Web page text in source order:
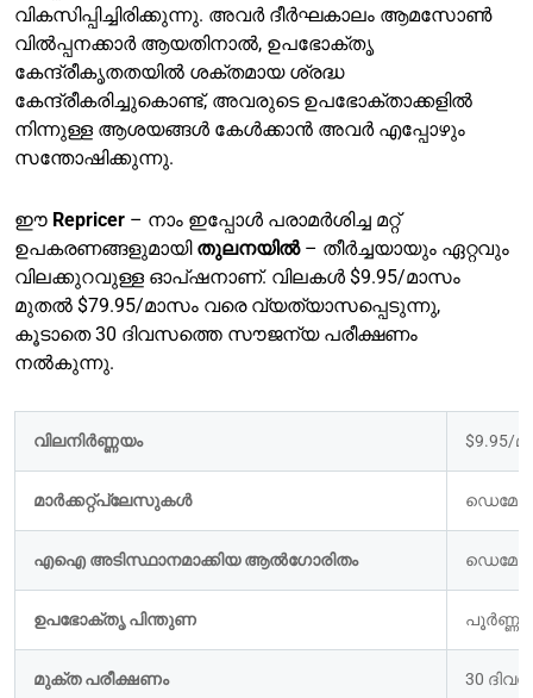
വികസിപ്പിച്ചിരിക്കുന്നു. അവർ ദീർഘകാലം ആമസോൺ
വിൽപ്പനക്കാർ ആയതിനാൽ, ഉപഭോക്തൃ
കേന്ദ്രീകൃതതയിൽ ശക്തമായ ശ്രദ്ധ
കേന്ദ്രീകരിച്ചുകൊണ്ട്, അവരുടെ ഉപഭോക്താക്കളിൽ
നിന്നുള്ള ആശയങ്ങൾ കേൾക്കാൻ അവർ എപ്പോഴും
സന്തോഷിക്കുന്നു.
ഈ Repricer – നാം ഇപ്പോൾ പരാമർശിച്ച മറ്റ്
ഉപകരണങ്ങളുമായി തുലനയിൽ– തീർച്ചയായും ഏറ്റവും
വിലക്കുറവുള്ള ഓപ്ഷനാണ്. വിലകൾ $9.95/മാസം
മുതൽ $79.95/മാസം വരെ വ്യത്യാസപ്പെടുന്നു,
കൂടാതെ 30 ദിവസത്തെ സൗജന്യ പരീക്ഷണം
നൽകുന്നു.
വിലനിർണ്ണയം $9.95/
മാർക്കറ്റ്പ്ലേസുകൾ ഡെമോ
എഐ അടിസ്ഥാനമാക്കിയ ആൽഗോരിതം ഡെമോ
ഉപഭോക്തൃ പിന്തുണ പൂർണ്ണ
മുക്ത പരീക്ഷണം 30